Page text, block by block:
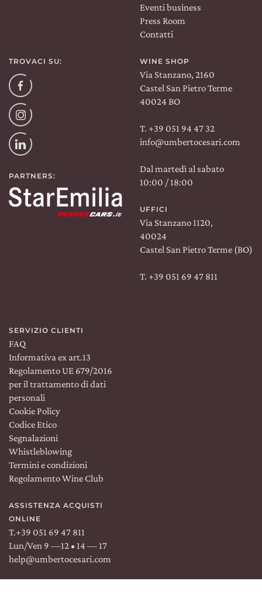
Spedizione:
TROVACI SU:
Eventi business
Press Room
Contatti
TROVACI SU:
Facebook
Instagram
Linkedin
PARTNERS:
WINE SHOP
Via Stanzano, 2160
Castel San Pietro Terme
40024 BO
T. +39 051 94 47 32
info@umbertocesari.com
Dal martedì al sabato
10:00 / 18:00
UFFICI
Via Stanzano 1120,
40024
Castel San Pietro Terme (BO)
T. +39 051 69 47 811
SERVIZIO CLIENTI
FAQ
Informativa ex art.13
Regolamento UE 679/2016
per il trattamento di dati
personali
Cookie Policy
Codice Etico
Segnalazioni
Whistleblowing
Termini e condizioni
Regolamento Wine Club
ASSISTENZA ACQUISTI
ONLINE
T.+39 051 69 47 811
Lun/Ven 9 —12 • 14 — 17
help@umbertocesari.com